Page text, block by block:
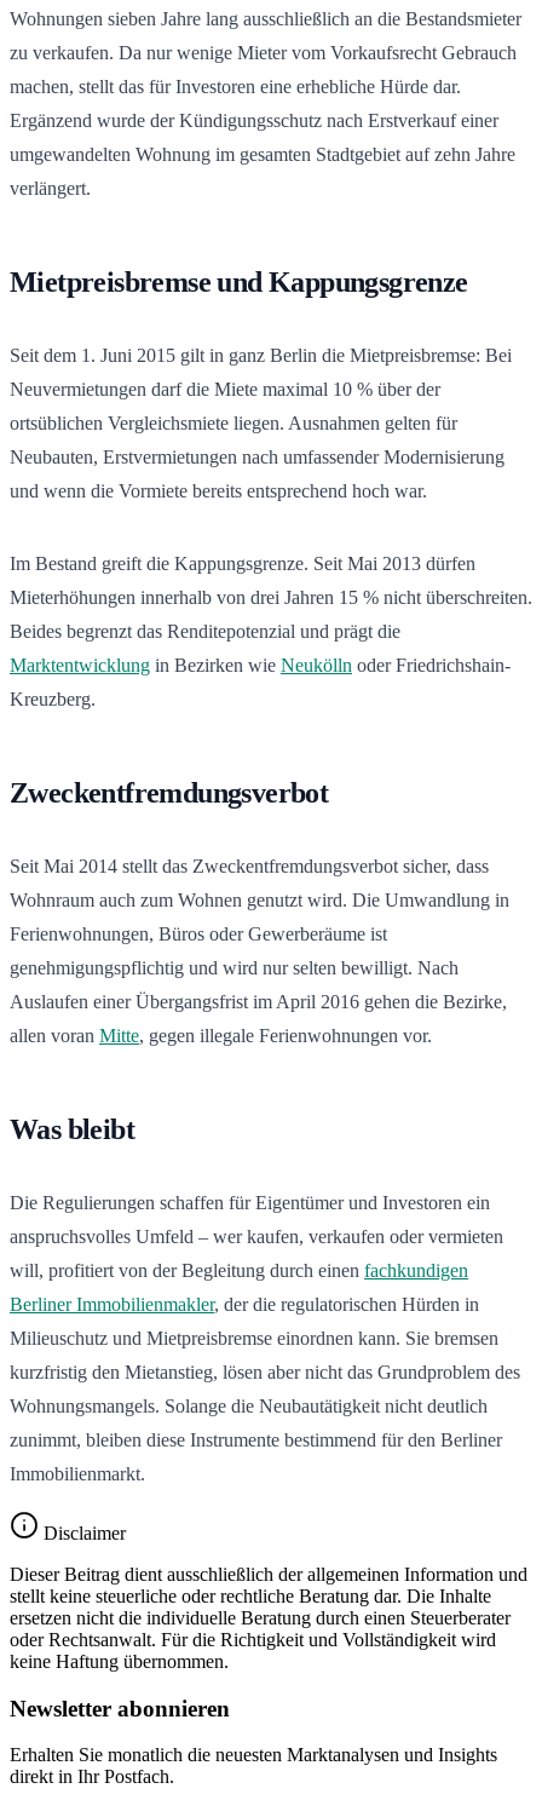
Wohnungen sieben Jahre lang ausschließlich an die Bestandsmieter
zu verkaufen. Da nur wenige Mieter vom Vorkaufsrecht Gebrauch
machen, stellt das für Investoren eine erhebliche Hürde dar.
Ergänzend wurde der Kündigungsschutz nach Erstverkauf einer
umgewandelten Wohnung im gesamten Stadtgebiet auf zehn Jahre
verlängert.
Mietpreisbremse und Kappungsgrenze
Seit dem 1. Juni 2015 gilt in ganz Berlin die Mietpreisbremse: Bei
Neuvermietungen darf die Miete maximal 10 % über der
ortsüblichen Vergleichsmiete liegen. Ausnahmen gelten für
Neubauten, Erstvermietungen nach umfassender Modernisierung
und wenn die Vormiete bereits entsprechend hoch war.
Im Bestand greift die Kappungsgrenze. Seit Mai 2013 dürfen
Mieterhöhungen innerhalb von drei Jahren 15 % nicht überschreiten.
Beides begrenzt das Renditepotenzial und prägt die
Marktentwicklung in Bezirken wie Neukölln oder Friedrichshain-
Kreuzberg.
Zweckentfremdungsverbot
Seit Mai 2014 stellt das Zweckentfremdungsverbot sicher, dass
Wohnraum auch zum Wohnen genutzt wird. Die Umwandlung in
Ferienwohnungen, Büros oder Gewerberäume ist
genehmigungspflichtig und wird nur selten bewilligt. Nach
Auslaufen einer Übergangsfrist im April 2016 gehen die Bezirke,
allen voran Mitte, gegen illegale Ferienwohnungen vor.
Was bleibt
Die Regulierungen schaffen für Eigentümer und Investoren ein
anspruchsvolles Umfeld – wer kaufen, verkaufen oder vermieten
will, profitiert von der Begleitung durch einen fachkundigen
Berliner Immobilienmakler, der die regulatorischen Hürden in
Milieuschutz und Mietpreisbremse einordnen kann. Sie bremsen
kurzfristig den Mietanstieg, lösen aber nicht das Grundproblem des
Wohnungsmangels. Solange die Neubautätigkeit nicht deutlich
zunimmt, bleiben diese Instrumente bestimmend für den Berliner
Immobilienmarkt.
Disclaimer
Dieser Beitrag dient ausschließlich der allgemeinen Information und
stellt keine steuerliche oder rechtliche Beratung dar. Die Inhalte
ersetzen nicht die individuelle Beratung durch einen Steuerberater
oder Rechtsanwalt. Für die Richtigkeit und Vollständigkeit wird
keine Haftung übernommen.
Newsletter abonnieren
Erhalten Sie monatlich die neuesten Marktanalysen und Insights
direkt in Ihr Postfach.